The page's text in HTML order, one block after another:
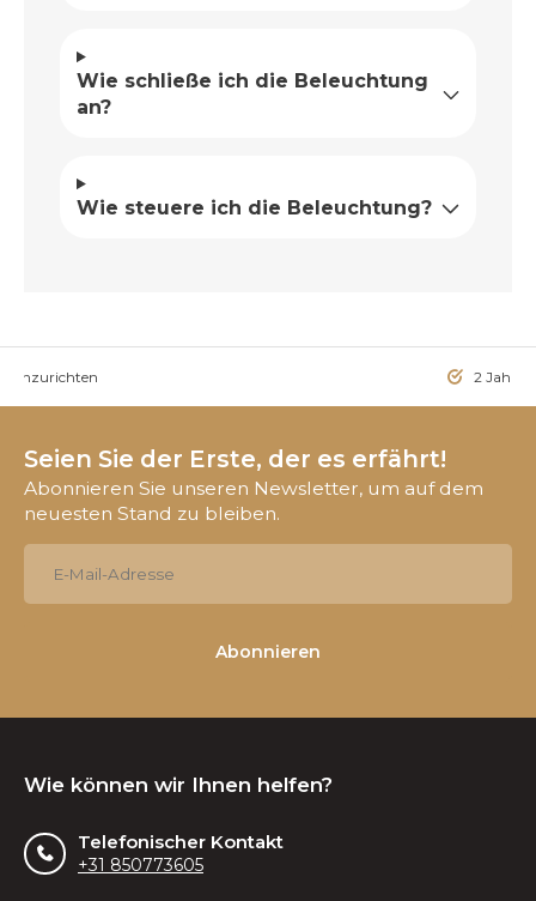
Wie schließe ich die Beleuchtung
an?
Wie steuere ich die Beleuchtung?
einzurichten 2 Jahre
Seien Sie der Erste, der es erfährt!
Abonnieren Sie unseren Newsletter, um auf dem
neuesten Stand zu bleiben.
Abonnieren
Wie können wir Ihnen helfen?
Telefonischer Kontakt
+31 850773605